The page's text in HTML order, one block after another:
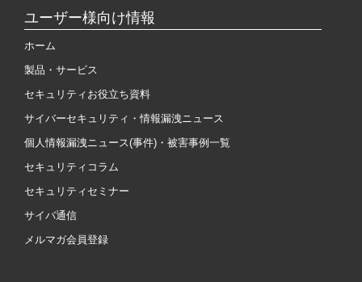
ユーザー様向け情報
ホーム
製品・サービス
セキュリティお役立ち資料
サイバーセキュリティ・情報漏洩ニュース
個人情報漏洩ニュース(事件)・被害事例一覧
セキュリティコラム
セキュリティセミナー
サイバ通信
メルマガ会員登録